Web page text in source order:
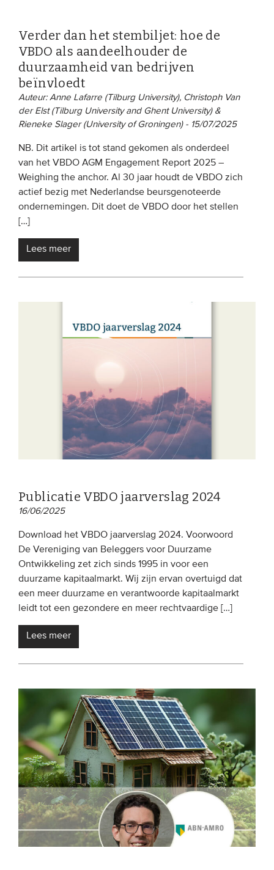
Verder dan het stembiljet: hoe de
VBDO als aandeelhouder de
duurzaamheid van bedrijven
beïnvloedt
Auteur: Anne Lafarre (Tilburg University), Christoph Van
der Elst (Tilburg University and Ghent University) &
Rieneke Slager (University of Groningen) - 15/07/2025
NB. Dit artikel is tot stand gekomen als onderdeel
van het VBDO AGM Engagement Report 2025 –
Weighing the anchor. Al 30 jaar houdt de VBDO zich
actief bezig met Nederlandse beursgenoteerde
ondernemingen. Dit doet de VBDO door het stellen
[…]
Lees meer
Publicatie VBDO jaarverslag 2024
16/06/2025
Download het VBDO jaarverslag 2024. Voorwoord
De Vereniging van Beleggers voor Duurzame
Ontwikkeling zet zich sinds 1995 in voor een
duurzame kapitaalmarkt. Wij zijn ervan overtuigd dat
een meer duurzame en verantwoorde kapitaalmarkt
leidt tot een gezondere en meer rechtvaardige […]
Lees meer